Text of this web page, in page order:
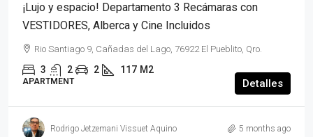
¡Lujo y espacio! Departamento 3 Recámaras con
VESTIDORES, Alberca y Cine Incluidos
Rio Santiago 9, Cañadas del Lago, 76922 El Pueblito, Qro.
3 2 2 117 M2
APARTMENT Detalles
Rodrigo Jetzemani Vissuet Aquino 5 months ago